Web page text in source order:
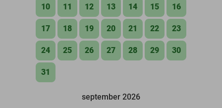
10 11 12 13 14 15 16
17 18 19 20 21 22 23
24 25 26 27 28 29 30
31
september 2026